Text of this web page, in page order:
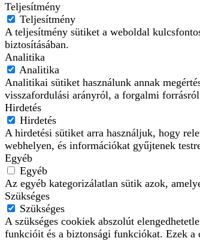
Teljesítmény
Teljesítmény
A teljesítmény sütiket a weboldal
biztosításában.
Analitika
Analitika
Analitikai sütiket használunk annak
visszafordulási arányról, a forgalmi
Hirdetés
Hirdetés
A hirdetési sütiket arra használjuk, hogy
webhelyen, és információkat gyűjtenek
Egyéb
Egyéb
Az egyéb kategorizálatlan sütik azok,
Szükséges
Szükséges
A szükséges cookiek abszolút
funkcióit és a biztonsági funkciókat. Ezek a